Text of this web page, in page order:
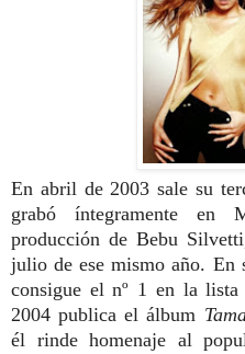
En abril de 2003 sale su
grabó íntegramente
producción de Bebu
julio de ese mismo año. En
consigue el nº 1 en la
2004 publica el álbum
él rinde homenaje al